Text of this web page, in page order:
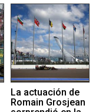
La actuación de
Romain Grosjean